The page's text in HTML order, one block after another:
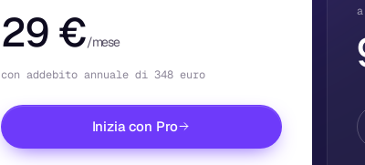
29 €/mese
con addebito annuale di 348 euro
Inizia con Pro